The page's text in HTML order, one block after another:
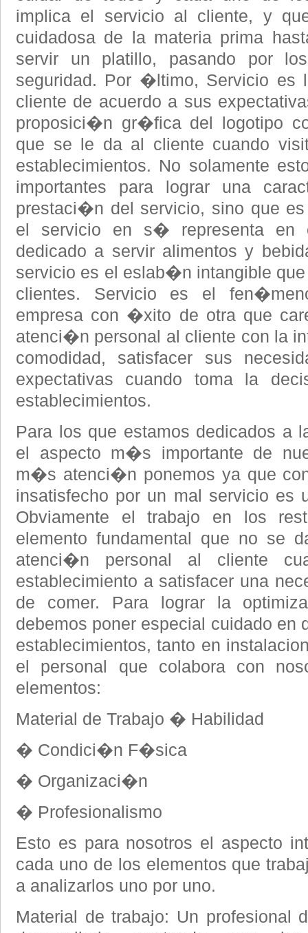
implica el servicio al cliente, y
cuidadosa de la materia prima
servir un platillo, pasando por
seguridad. Por �ltimo, Servicio
cliente de acuerdo a sus
proposici�n gr�fica del logotipo
que se le da al cliente cuando
establecimientos. No solamente
importantes para lograr una
prestaci�n del servicio, sino que
el servicio en s� representa en
dedicado a servir alimentos y
servicio es el eslab�n intangible
clientes. Servicio es el
empresa con �xito de otra que
atenci�n personal al cliente con la
comodidad, satisfacer sus
expectativas cuando toma la
establecimientos.
Para los que estamos dedicados
el aspecto m�s importante de
m�s atenci�n ponemos ya que
insatisfecho por un mal servicio es
Obviamente el trabajo en los
elemento fundamental que no se
atenci�n personal al cliente
establecimiento a satisfacer una
de comer. Para lograr la
debemos poner especial cuidado en
establecimientos, tanto en
el personal que colabora con
elementos:
Material de Trabajo � Habilidad
� Condici�n F�sica
� Organizaci�n
� Profesionalismo
Esto es para nosotros el aspecto
cada uno de los elementos que
a analizarlos uno por uno.
Material de trabajo: Un